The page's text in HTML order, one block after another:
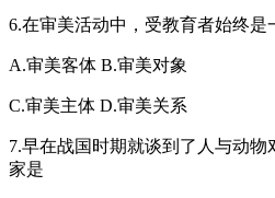
6.在审美活动中，受教育者始终是
A.审美客体 B.审美对象
C.审美主体 D.审美关系
7.早在战国时期就谈到了人与动
家是